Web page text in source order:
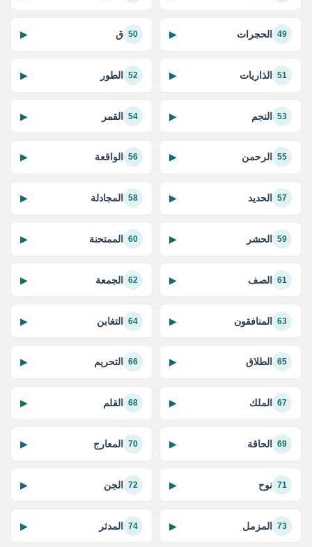
49 الحجرات ▶
50 ق ▶
51 الذاريات ▶
52 الطور ▶
53 النجم ▶
54 القمر ▶
55 الرحمن ▶
56 الواقعة ▶
57 الحديد ▶
58 المجادلة ▶
59 الحشر ▶
60 الممتحنة ▶
61 الصف ▶
62 الجمعة ▶
63 المنافقون ▶
64 التغابن ▶
65 الطلاق ▶
66 التحريم ▶
67 الملك ▶
68 القلم ▶
69 الحاقة ▶
70 المعارج ▶
71 نوح ▶
72 الجن ▶
73 المزمل ▶
74 المدثر ▶